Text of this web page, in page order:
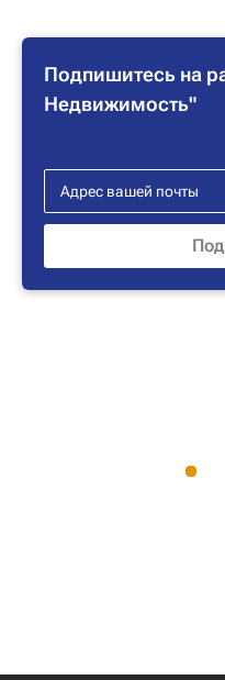
Подпишитесь на
Недвижимость"